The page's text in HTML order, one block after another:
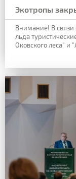
Экотропы
Внимание! В связи
льда
Оковского леса" и